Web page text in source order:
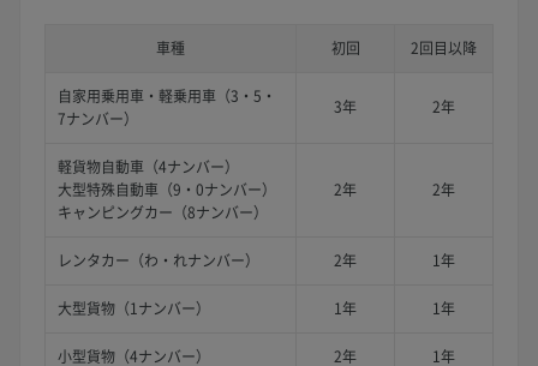
車種 初回 2回目以降
自家用乗用車・軽乗用車（3・5・
7ナンバー）
3年 2年
軽貨物自動車（4ナンバー）
大型特殊自動車（9・0ナンバー）
キャンピングカー（8ナンバー）
2年 2年
レンタカー（わ・れナンバー） 2年 1年
大型貨物（1ナンバー） 1年 1年
小型貨物（4ナンバー） 2年 1年